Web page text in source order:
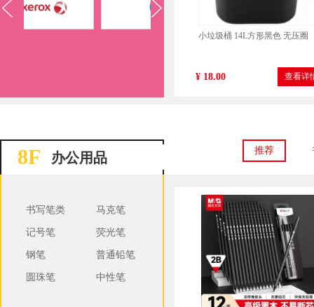
小垃圾桶 14L方形黑色 无压圈
¥ 18.00 查看详
大漏勺细网笊篱不锈钢过漏网
捞面勺24cm密漏勺厨房食堂家
30目
¥ 70.00 查看详
8F 办公用品 推荐
书写笔类 马克笔
记号笔 荧光笔
钢笔 普通铅笔
圆珠笔 中性笔